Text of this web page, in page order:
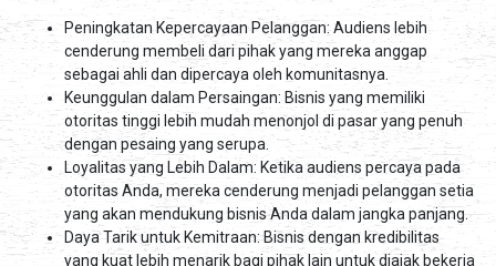
Peningkatan Kepercayaan Pelanggan: Audiens lebih
cenderung membeli dari pihak yang mereka anggap
sebagai ahli dan dipercaya oleh komunitasnya.
Keunggulan dalam Persaingan: Bisnis yang memiliki
otoritas tinggi lebih mudah menonjol di pasar yang penuh
dengan pesaing yang serupa.
Loyalitas yang Lebih Dalam: Ketika audiens percaya pada
otoritas Anda, mereka cenderung menjadi pelanggan setia
yang akan mendukung bisnis Anda dalam jangka panjang.
Daya Tarik untuk Kemitraan: Bisnis dengan kredibilitas
yang kuat lebih menarik bagi pihak lain untuk diajak bekerja